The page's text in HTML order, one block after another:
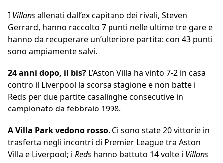
I Villansallenati dall’ex capitano dei rivali, Steven
Gerrard, hanno raccolto 7 punti nelle ultime tre gare e
hanno da recuperare un’ulteriore partita: con 43 punti
sono ampiamente salvi.
24 anni dopo, il bis? L’Aston Villa ha vinto 7-2 in casa
contro il Liverpool la scorsa stagione e non batte i
Reds per due partite casalinghe consecutive in
campionato da febbraio 1998.
A Villa Park vedono rosso. Ci sono state 20 vittorie in
trasferta negli incontri di Premier League tra Aston
Villa e Liverpool; i Reds hanno battuto 14 volte i Villans